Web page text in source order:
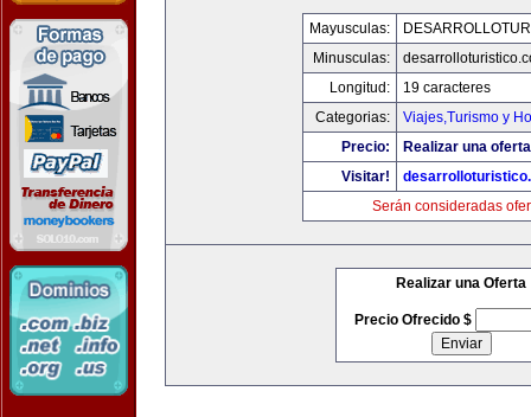
Mayusculas:
Minusculas:
Longitud:
19 caracteres
Categorias:
Viajes,Turismo y
Precio:
Realizar una
Visitar!
Serán consideradas
Realizar una Oferta
Precio Ofrecido $